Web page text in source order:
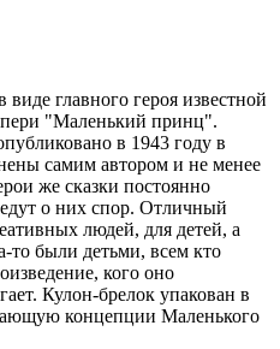
главного героя известной
"Маленький принц".
в 1943 году в
самим автором и не менее
же сказки постоянно
о них спор. Отличный
людей, для детей, а
то были детьми, всем кто
кого оно
Кулон-брелок упакован в
концепции Маленького